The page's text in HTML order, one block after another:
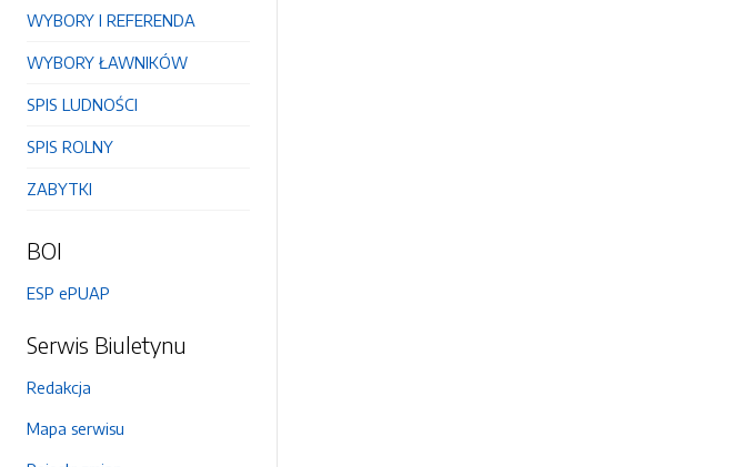
WYBORY I REFERENDA
WYBORY ŁAWNIKÓW
SPIS LUDNOŚCI
SPIS ROLNY
ZABYTKI
BOI
ESP ePUAP
Serwis Biuletynu
Redakcja
Mapa serwisu